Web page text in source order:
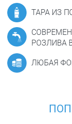
ТАРА ИЗ
РОЗЛИВА
ЛЮБАЯ